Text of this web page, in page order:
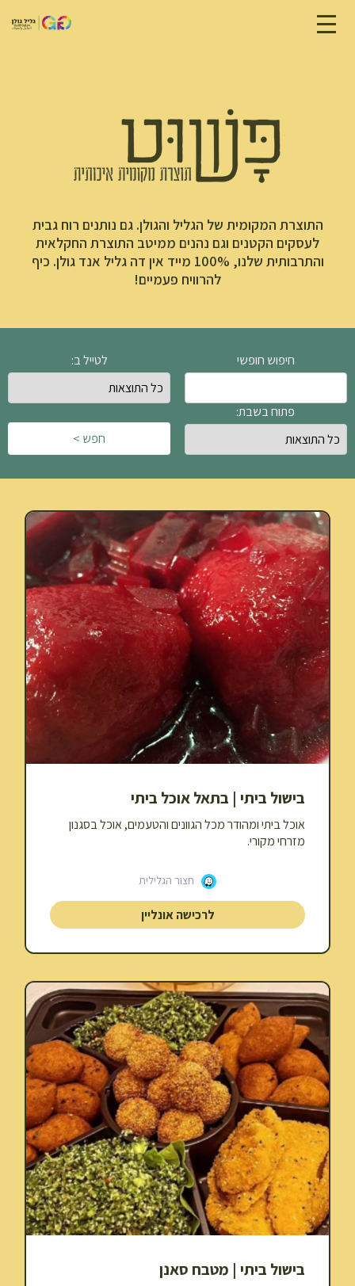
התוצרת המקומית של הגליל והגולן. גם נותנים רוח גבית
לעסקים הקטנים וגם נהנים ממיטב התוצרת החקלאית
והתרבותית שלנו, 100% מייד אין דה גליל אנד גולן. כיף
להרוויח פעמיים!
חיפוש חופשי לטייל ב:
פתוח בשבת:
חפש >
בישול ביתי | בתאל אוכל ביתי
אוכל ביתי ומהודר מכל הגוונים והטעמים, אוכל בסגנון
מזרחי מקורי.
חצור הגלילית
לרכישה אונליין
בישול ביתי | מטבח סאנן